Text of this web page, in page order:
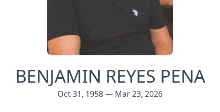
BENJAMIN REYES PENA
Oct 31, 1958 — Mar 23, 2026